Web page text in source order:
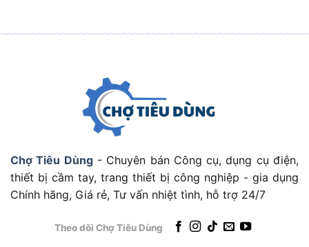
hợp với nhu cầu của mình.
Tổng hợp thiết bị điện máy công nghệ mới
bật bao gồm: máy khoan, máy bơm, máy đánh bóng,
máy vặn vít, máy thổi hơi, máy thổi bụi, máy cưa và
máy bắn vít. Những dòng máy này được trang bị công
nghệ motor lõi đồng và hệ thống điều tốc thông minh,
giúp tăng hiệu suất xử lý chi tiết lên đến
Chợ Tiêu Dùng- Chuyên bán Công cụ, dụng cụ điện,
thiết bị cầm tay, trang thiết bị công nghiệp - gia dụng
Chính hãng, Giá rẻ, Tư vấn nhiệt tình, hỗ trợ 24/7
Theo dõi Chợ Tiêu Dùng